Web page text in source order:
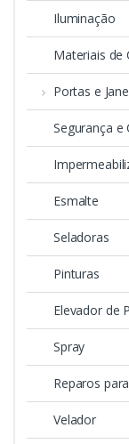
Iluminação
Materiais de
Portas e
Segurança e
Esmalte
Seladoras
Pinturas
Elevador de
Spray
Reparos
Velador